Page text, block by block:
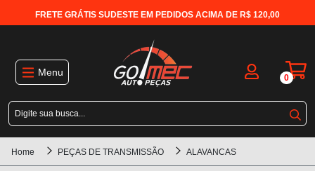
FRETE GRÁTIS SUDESTE EM PEDIDOS ACIMA DE R$ 120,00
Menu 0
Home PEÇAS DE TRANSMISSÃO ALAVANCAS